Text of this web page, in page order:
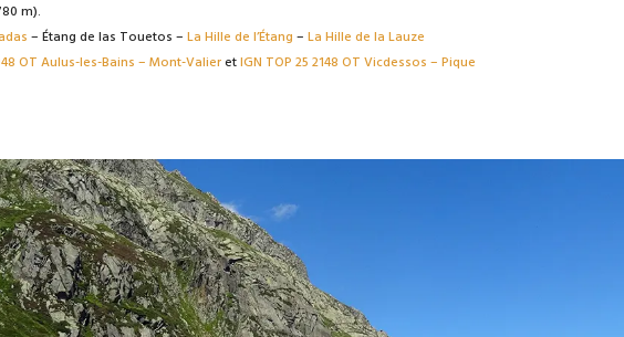
m).
– Étang de las Touetos – La Hille de l’Étang – La Hille de la Lauze
OT Aulus-les-Bains – Mont-ValieretIGN TOP 25 2148 OT Vicdessos – Pique